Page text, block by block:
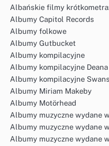
Albańskie filmy
Albumy Capitol Records
Albumy folkowe
Albumy Gutbucket
Albumy kompilacyjne
Albumy kompilacyjne
Albumy kompilacyjne Swans
Albumy Miriam Makeby
Albumy Motörhead
Albumy muzyczne wydane
Albumy muzyczne wydane
Albumy muzyczne wydane